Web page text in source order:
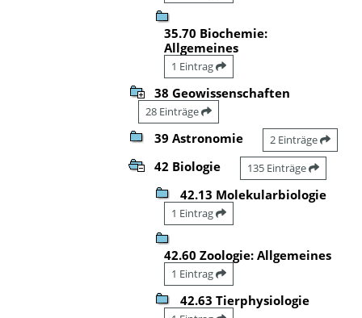
35.70 Biochemie:
Allgemeines
1 Eintrag
38 Geowissenschaften
28 Einträge
39 Astronomie 2 Einträge
42 Biologie 135 Einträge
42.13 Molekularbiologie
1 Eintrag
42.60 Zoologie: Allgemeines
1 Eintrag
42.63 Tierphysiologie